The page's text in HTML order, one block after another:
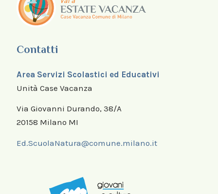
Contatti
Area Servizi Scolastici ed Educativi
Unità Case Vacanza
Via Giovanni Durando, 38/A
20158 Milano MI
Ed.ScuolaNatura@comune.milano.it